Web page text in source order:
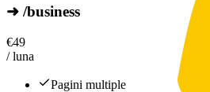
➜ /business
€49
/ luna
Pagini multiple